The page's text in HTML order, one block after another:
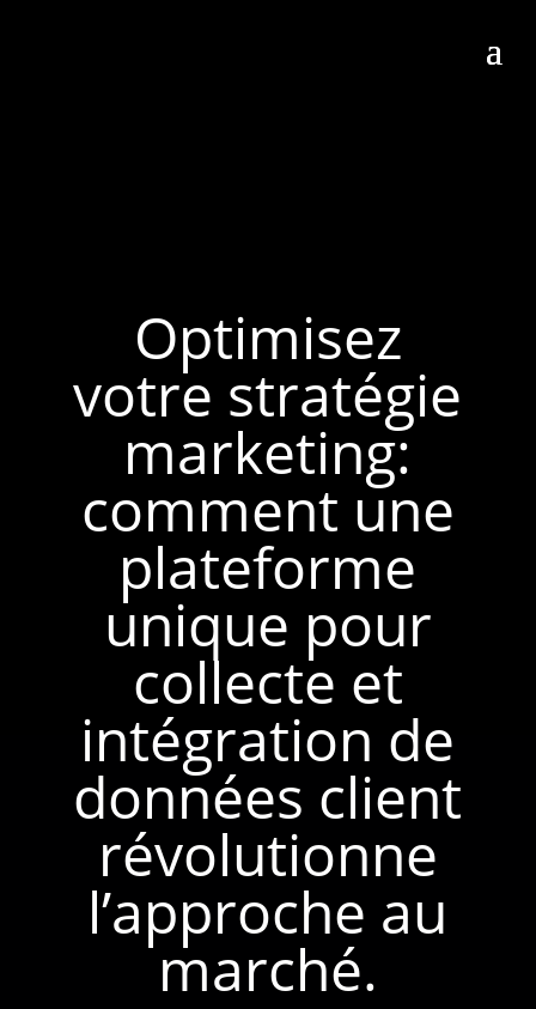
Optimisez
votre stratégie
marketing:
comment une
plateforme
unique pour
collecte et
intégration de
données client
révolutionne
l’approche au
marché.